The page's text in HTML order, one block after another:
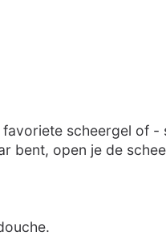
scheergel of -
bent, open je de